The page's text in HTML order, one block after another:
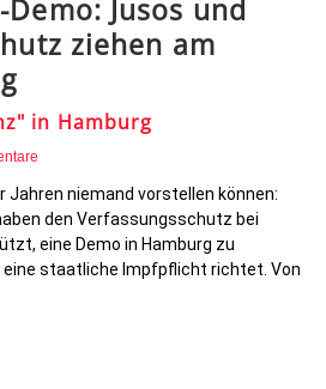
Jusos und
ziehen am
in Hamburg
Jahren niemand vorstellen können:
den Verfassungsschutz bei
eine Demo in Hamburg zu
eine staatliche Impfpflicht richtet. Von